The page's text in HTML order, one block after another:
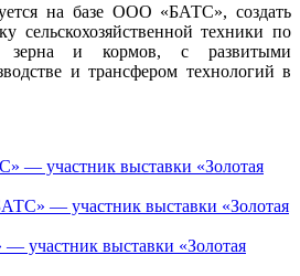
на базе ООО «БАТС», создать
сельскохозяйственной техники по
зерна и кормов, с развитыми
и трансфером технологий в
— участник выставки «Золотая
участник выставки «Золотая